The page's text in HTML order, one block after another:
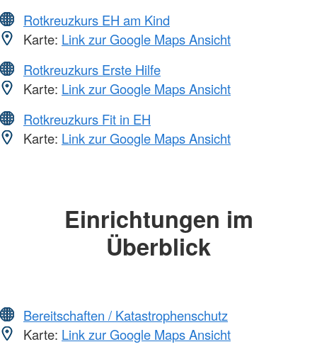
Rotkreuzkurs EH am Kind
Karte: Link zur Google Maps Ansicht
Rotkreuzkurs Erste Hilfe
Karte: Link zur Google Maps Ansicht
Rotkreuzkurs Fit in EH
Karte: Link zur Google Maps Ansicht
Einrichtungen im
Überblick
Bereitschaften / Katastrophenschutz
Karte: Link zur Google Maps Ansicht